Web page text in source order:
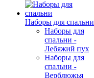
Наборы для спальни
Наборы для
спальни -
Лебяжий пух
Наборы для
спальни -
Верблюжья